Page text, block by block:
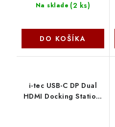
Na sklade (2 ks)
DO KOŠÍKA
i-tec USB-C DP Dual
HDMI Docking Station,